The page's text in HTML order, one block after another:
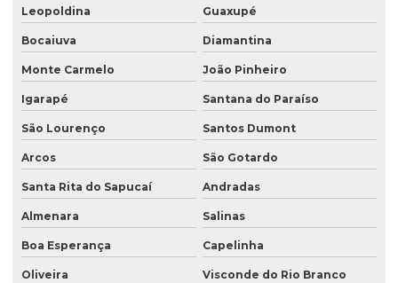
Leopoldina Guaxupé
Bocaiuva Diamantina
Monte Carmelo João Pinheiro
Igarapé Santana do Paraíso
São Lourenço Santos Dumont
Arcos São Gotardo
Santa Rita do Sapucaí Andradas
Almenara Salinas
Boa Esperança Capelinha
Oliveira Visconde do Rio Branco